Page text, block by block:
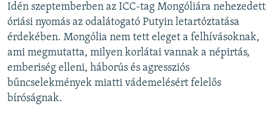
Idén szeptemberben az ICC-tag Mongóliára nehezedett
óriási nyomás az odalátogató Putyin letartóztatása
érdekében. Mongólia nem tett eleget a felhívásoknak,
ami megmutatta, milyen korlátai vannak a népirtás,
emberiség elleni, háborús és agressziós
bűncselekmények miatti vádemelésért felelős
bíróságnak.